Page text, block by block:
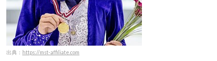
出典： https://mst-affiliate.com